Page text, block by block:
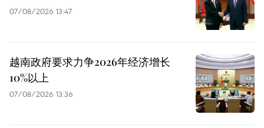
07/08/2026 13:47
越南政府要求力争2026年经济增长
10%以上
07/08/2026 13:36